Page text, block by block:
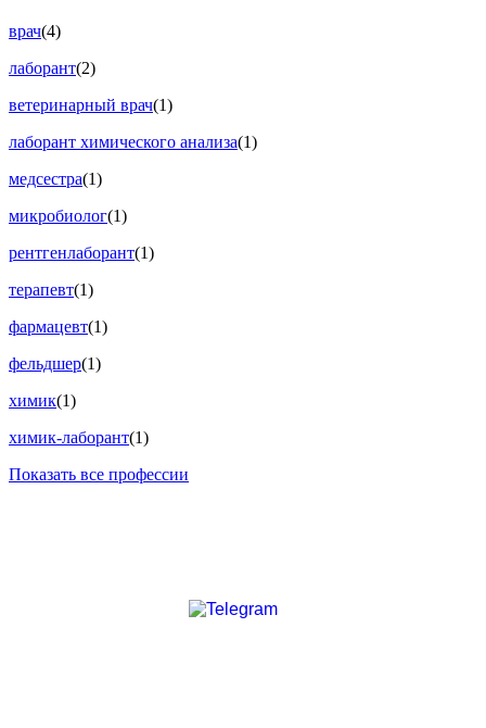
врач(4)
лаборант(2)
ветеринарный врач(1)
лаборант химического анализа(1)
медсестра(1)
микробиолог(1)
рентгенлаборант(1)
терапевт(1)
фармацевт(1)
фельдшер(1)
химик(1)
химик-лаборант(1)
Показать все профессии